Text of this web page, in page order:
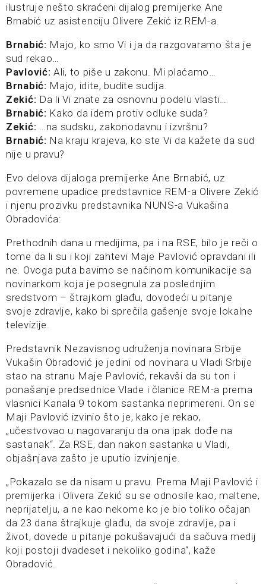
ilustruje nešto skraćeni dijalog premijerke Ane
Brnabić uz asistenciju Olivere Zekić iz REM-a.
Brnabić: Majo, ko smo Vi i ja da razgovaramo šta je
sud rekao…
Pavlović: Ali, to piše u zakonu. Mi plaćamo…
Brnabić: Majo, idite, budite sudija.
Zekić: Da li Vi znate za osnovnu podelu vlasti…
Brnabić: Kako da idem protiv odluke suda?
Zekić: …na sudsku, zakonodavnu i izvršnu?
Brnabić: Na kraju krajeva, ko ste Vi da kažete da sud
nije u pravu?
Evo delova dijaloga premijerke Ane Brnabić, uz
povremene upadice predstavnice REM-a Olivere Zekić
i njenu prozivku predstavnika NUNS-a Vukašina
Obradovića:
Prethodnih dana u medijima, pa i na RSE, bilo je reči o
tome da li su i koji zahtevi Maje Pavlović opravdani ili
ne. Ovoga puta bavimo se načinom komunikacije sa
novinarkom koja je posegnula za poslednjim
sredstvom – štrajkom glađu, dovodeći u pitanje
svoje zdravlje, kako bi sprečila gašenje svoje lokalne
televizije.
Predstavnik Nezavisnog udruženja novinara Srbije
Vukašin Obradović je jedini od novinara u Vladi Srbije
stao na stranu Maje Pavlović, rekavši da su ton i
ponašanje predsednice Vlade i članice REM-a prema
vlasnici Kanala 9 tokom sastanka neprimereni. On se
Maji Pavlović izvinio što je, kako je rekao,
„učestvovao u nagovaranju da ona ipak dođe na
sastanak“. Za RSE, dan nakon sastanka u Vladi,
objašnjava zašto je uputio izvinjenje.
„Pokazalo se da nisam u pravu. Prema Maji Pavlović i
premijerka i Olivera Zekić su se odnosile kao, maltene,
neprijatelju, a ne kao nekome ko je bio toliko očajan
da 23 dana štrajkuje glađu, da svoje zdravlje, pa i
život, dovede u pitanje pokušavajući da sačuva medij
koji postoji dvadeset i nekoliko godina“, kaže
Obradović.